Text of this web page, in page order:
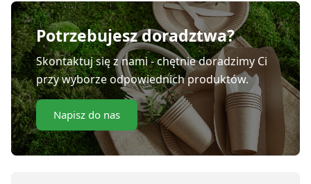
Potrzebujesz doradztwa?
Skontaktuj się z nami - chętnie doradzimy Ci
przy wyborze odpowiednich produktów.
Napisz do nas